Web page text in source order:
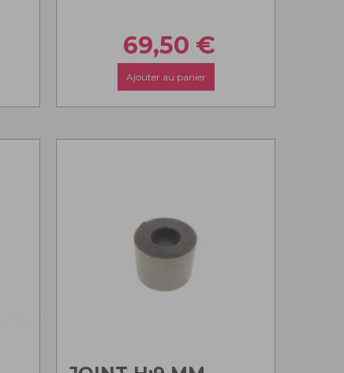
69,50 €
Ajouter au panier